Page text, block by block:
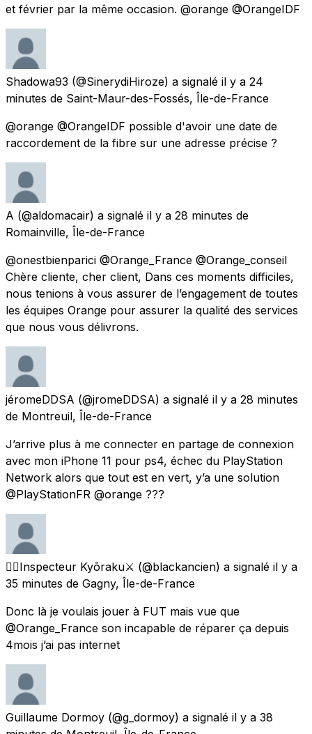
et février par la même occasion. @orange @OrangeIDF
Shadowa93 (@SinerydiHiroze) a signalé il y a 24
minutes de Saint-Maur-des-Fossés, Île-de-France
@orange @OrangeIDF possible d'avoir une date de
raccordement de la fibre sur une adresse précise ?
A (@aldomacair) a signalé il y a 28 minutes de
Romainville, Île-de-France
@onestbienparici @Orange_France @Orange_conseil
Chère cliente, cher client, Dans ces moments difficiles,
nous tenions à vous assurer de l’engagement de toutes
les équipes Orange pour assurer la qualité des services
que nous vous délivrons.
jéromeDDSA (@jromeDDSA) a signalé il y a 28 minutes
de Montreuil, Île-de-France
J’arrive plus à me connecter en partage de connexion
avec mon iPhone 11 pour ps4, échec du PlayStation
Network alors que tout est en vert, y’a une solution
@PlayStationFR @orange ???
🕵🏿Inspecteur Kyōraku⚔️ (@blackancien) a signalé il y a
35 minutes de Gagny, Île-de-France
Donc là je voulais jouer à FUT mais vue que
@Orange_France son incapable de réparer ça depuis
4mois j’ai pas internet
Guillaume Dormoy (@g_dormoy) a signalé il y a 38